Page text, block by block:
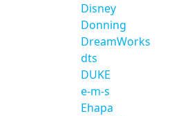
Disney
Donning
DreamWorks
dts
DUKE
e-m-s
Ehapa